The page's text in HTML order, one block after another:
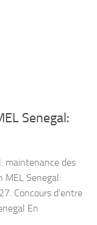
Senegal:
maintenance des
MEL Senegal:
Concours d’entre
En